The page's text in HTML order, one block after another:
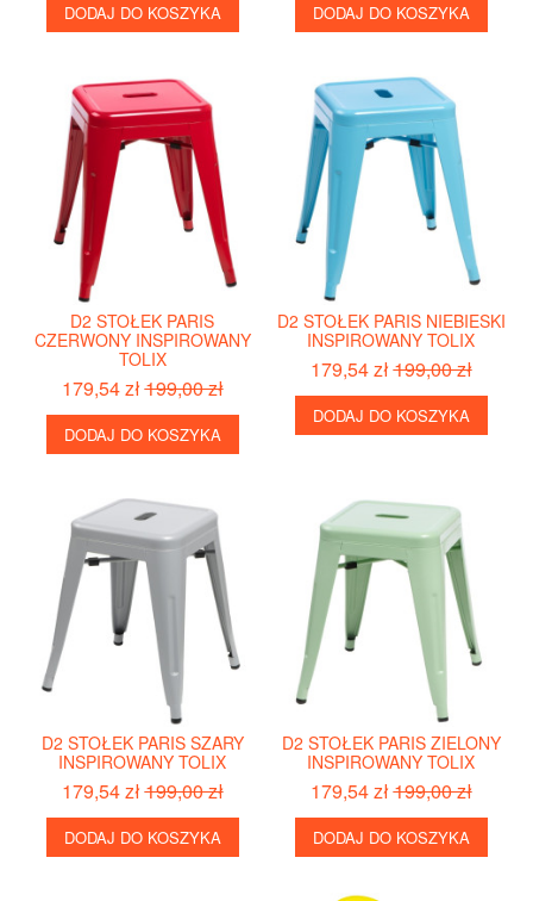
DODAJ DO KOSZYKA DODAJ DO KOSZYKA
D2 STOŁEK PARIS
CZERWONY INSPIROWANY
TOLIX
179,54 zł199,00 zł
DODAJ DO KOSZYKA
D2 STOŁEK PARIS NIEBIESKI
INSPIROWANY TOLIX
179,54 zł199,00 zł
DODAJ DO KOSZYKA
D2 STOŁEK PARIS SZARY
INSPIROWANY TOLIX
179,54 zł199,00 zł
DODAJ DO KOSZYKA
D2 STOŁEK PARIS ZIELONY
INSPIROWANY TOLIX
179,54 zł199,00 zł
DODAJ DO KOSZYKA